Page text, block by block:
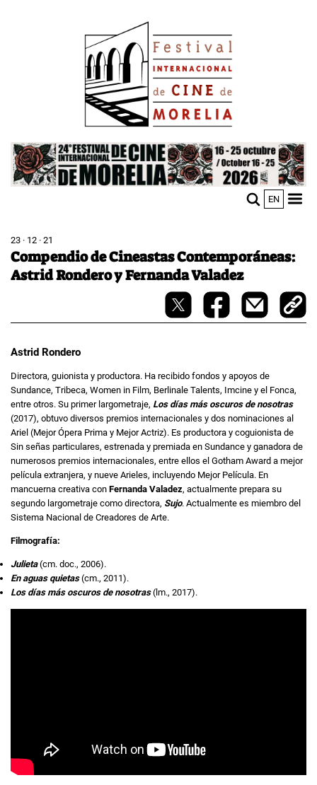
Image
EN
23 · 12 · 21
Compendio de Cineastas Contemporáneas:
Astrid Rondero y Fernanda Valadez
Astrid Rondero
Directora, guionista y productora. Ha recibido fondos y apoyos de
Sundance, Tribeca, Women in Film, Berlinale Talents, Imcine y el Fonca,
entre otros. Su primer largometraje, Los días más oscuros de nosotras
(2017), obtuvo diversos premios internacionales y dos nominaciones al
Ariel (Mejor Ópera Prima y Mejor Actriz). Es productora y coguionista de
Sin señas particulares, estrenada y premiada en Sundance y ganadora de
numerosos premios internacionales, entre ellos el Gotham Award a mejor
película extranjera, y nueve Arieles, incluyendo Mejor Película. En
mancuerna creativa con Fernanda Valadez, actualmente prepara su
segundo largometraje como directora, Sujo. Actualmente es miembro del
Sistema Nacional de Creadores de Arte.
Filmografía:
Julieta(cm. doc., 2006).
En aguas quietas(cm., 2011).
Los días más oscuros de nosotras (lm., 2017).